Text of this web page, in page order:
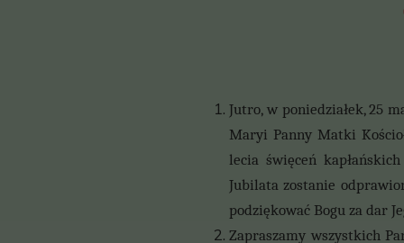
Jutro, w poniedziałek, 25
Maryi Panny Matki
lecia święceń
Jubilata zostanie
podziękować Bogu za dar
Zapraszamy wszystkich